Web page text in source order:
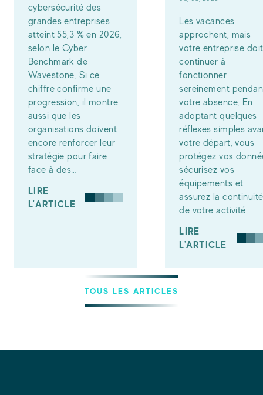
cybersécurité des
grandes entreprises
atteint 55,3 % en 2026,
selon le Cyber
Benchmark de
Wavestone. Si ce
chiffre confirme une
progression, il montre
aussi que les
organisations doivent
encore renforcer leur
stratégie pour faire
face à des…
LIRE
L'ARTICLE
Les vacances
approchent, mais
votre entreprise doit
continuer à
fonctionner
sereinement
votre absence. En
adoptant quelques
réflexes simples
votre départ, vous
protégez vos
sécurisez vos
équipements et
assurez la continuité
de votre activité.
LIRE
L'ARTICLE
TOUS LES ARTICLES